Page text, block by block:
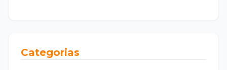
Categorias